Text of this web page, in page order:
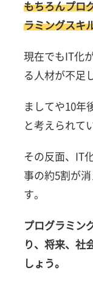
もちろんプロ
ラミングスキ
現在でもIT化
る人材が不足
ましてや10年
と考えられて
その反面、IT
事の約5割が
す。
プログラミン
り、将来、社
しょう。